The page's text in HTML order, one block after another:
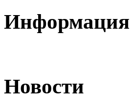
Информация
Новости